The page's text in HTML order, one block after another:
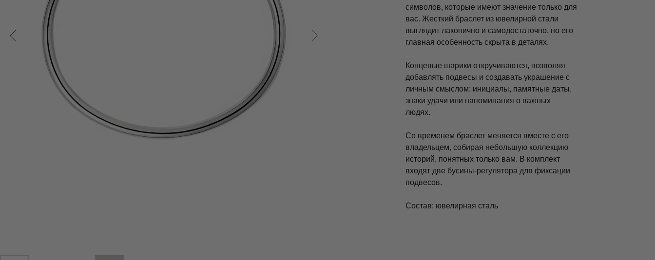
символов, которые имеют значение только для
вас. Жесткий браслет из ювелирной стали
выглядит лаконично и самодостаточно, но его
главная особенность скрыта в деталях.
Концевые шарики откручиваются, позволяя
добавлять подвесы и создавать украшение с
личным смыслом: инициалы, памятные даты,
знаки удачи или напоминания о важных
людях.
Со временем браслет меняется вместе с его
владельцем, собирая небольшую коллекцию
историй, понятных только вам. В комплект
входят две бусины-регулятора для фиксации
подвесов.
Состав: ювелирная сталь